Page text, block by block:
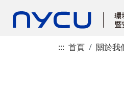
::: 首頁 關於我